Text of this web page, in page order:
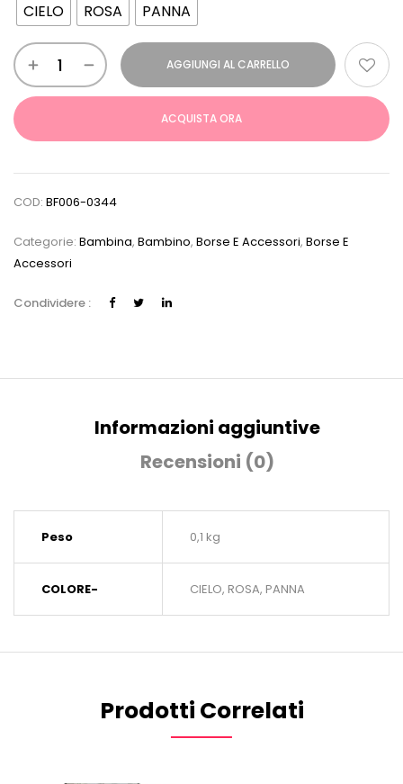
CIELO ROSA PANNA
AGGIUNGI AL CARRELLO
ACQUISTA ORA
COD: BF006-0344
Categorie: Bambina, Bambino, Borse E Accessori, Borse E
Accessori
Condividere :
Informazioni aggiuntive
Recensioni (0)
Peso 0,1 kg
COLORE- CIELO, ROSA, PANNA
Prodotti Correlati